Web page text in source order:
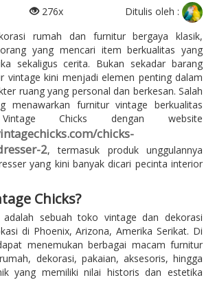
276x
Ditulis oleh :
rumah dan furnitur bergaya klasik,
yang mencari item berkualitas yang
sekaligus cerita. Bukan sekadar barang
vintage kini menjadi elemen penting dalam
ruang yang personal dan berkesan. Salah
menawarkan furnitur vintage berkualitas
Chicks dengan website
chicks-
2, termasuk produk unggulannya
yang kini banyak dicari pecinta interior
Chicks?
adalah sebuah toko vintage dan dekorasi
di Phoenix, Arizona, Amerika Serikat. Di
menemukan berbagai macam furnitur
dekorasi, pakaian, aksesoris, hingga
yang memiliki nilai historis dan estetika